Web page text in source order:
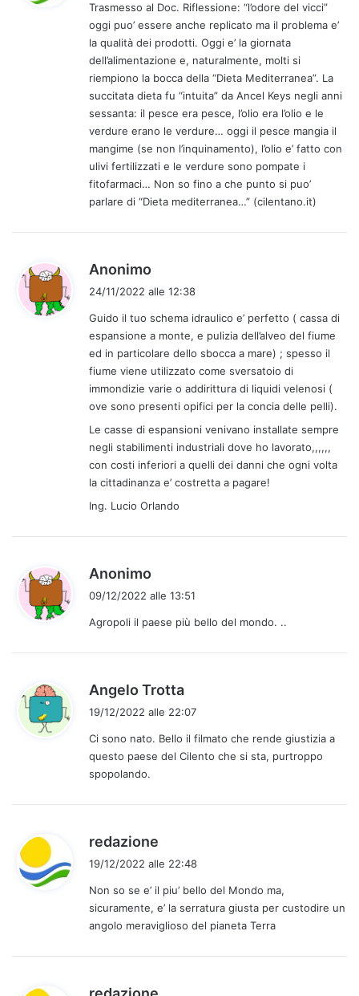
e
t
t
o
:
Trasmesso al Doc. Riflessione: “l’odore del vicci”
oggi puo’ essere anche replicato ma il problema e’
la qualità dei prodotti. Oggi e’ la giornata
dell’alimentazione e, naturalmente, molti si
riempiono la bocca della “Dieta Mediterranea”. La
succitata dieta fu “intuita” da Ancel Keys negli anni
sessanta: il pesce era pesce, l’olio era l’olio e le
verdure erano le verdure… oggi il pesce mangia il
mangime (se non l’inquinamento), l’olio e’ fatto con
ulivi fertilizzati e le verdure sono pompate i
fitofarmaci… Non so fino a che punto si puo’
parlare di “Dieta mediterranea…” (cilentano.it)
Anonimo
e
t
t
o
:
24/11/2022 alle 12:38
Guido il tuo schema idraulico e’ perfetto ( cassa di
espansione a monte, e pulizia dell’alveo del fiume
ed in particolare dello sbocca a mare) ; spesso il
fiume viene utilizzato come sversatoio di
immondizie varie o addirittura di liquidi velenosi (
ove sono presenti opifici per la concia delle pelli).
Le casse di espansioni venivano installate sempre
negli stabilimenti industriali dove ho lavorato,,,,,,
con costi inferiori a quelli dei danni che ogni volta
la cittadinanza e’ costretta a pagare!
Ing. Lucio Orlando
Anonimo
e
:
09/12/2022 alle 13:51
Agropoli il paese più bello del mondo. ..
Angelo Trotta
e
t
19/12/2022 alle 22:07
Ci sono nato. Bello il filmato che rende giustizia a
questo paese del Cilento che si sta, purtroppo
spopolando.
redazione
e
t
t
19/12/2022 alle 22:48
Non so se e’ il piu’ bello del Mondo ma,
sicuramente, e’ la serratura giusta per custodire un
angolo meraviglioso del pianeta Terra